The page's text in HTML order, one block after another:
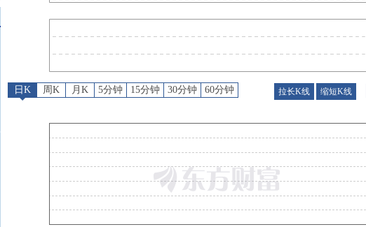
公告：2026年07月31日发布《华林证券:关于控股股东部分股份质押的公告》
日K 周K 月K 5分钟 15分钟 30分钟 60分钟 拉长K线 缩短K线